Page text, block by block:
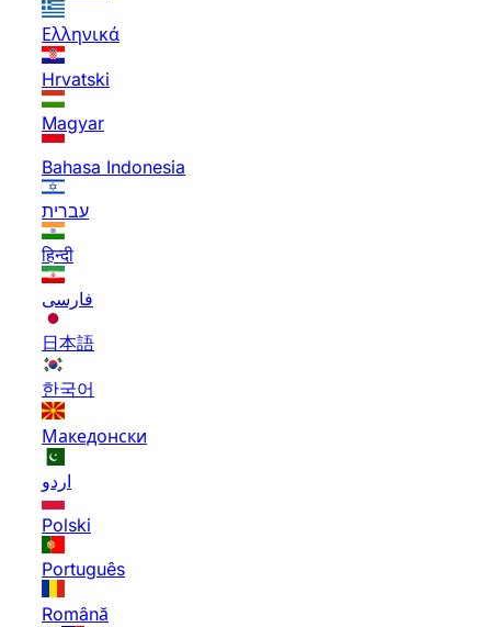
Ελληνικά
Hrvatski
Magyar
Bahasa Indonesia
עברית
हिन्दी
فارسی
日本語
한국어
Македонски
اردو
Polski
Português
Română